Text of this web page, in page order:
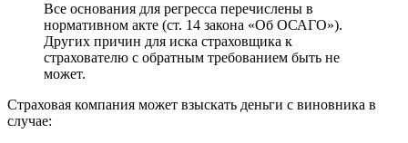
Все основания для регресса перечислены в
нормативном акте (ст. 14 закона «Об ОСАГО»).
Других причин для иска страховщика к
страхователю с обратным требованием быть не
может.
Страховая компания может взыскать деньги с виновника в
случае: